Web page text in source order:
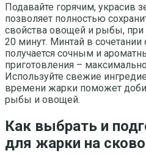
Подавайте горячим, украсив
позволяет полностью
свойства овощей и рыбы, при
20 минут. Минтай в
получается сочным и
приготовления –
Используйте свежие
времени жарки поможет
рыбы и овощей.
Как выбрать и
для жарки на